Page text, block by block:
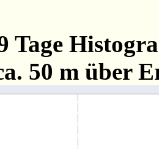
Tage
50 m über